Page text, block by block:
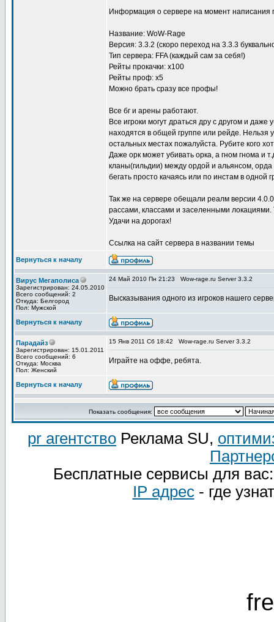
Информация о сервере на момент написания
Название: WoW-Rage
Версия: 3.3.2 (скоро переход на 3.3.3
Тип сервера: FFA (каждый сам за себя!)
Рейты прокачки: х100
Рейты проф: х5
Можно брать сразу все профы!
Все бг и арены работают.
Все игроки могут драться дру с другом и
находятся в общей группе или рейде. Нельзя
остальных местах пожалуйста. Рубите кого
Даже орк может убивать орка, а гном гнома и
кланы(гильдии) между ордой и альянсом, орда
бегать просто качаясь или по инстам в одной
Так же на сервере обещали реалм версии
рассами, классами и заселенными
Удачи на дорогах!
Ссылка на сайт сервера в названии темы
Вернуться к началу
Вирус Мегаполиса
Зарегистрирован: 24.05.2010
Всего сообщений: 2
Откуда: Белгород
Пол: Мужской
24 Май 2010 Пн 21:23 Wow-rage.ru Server 3.3.2
Высказывания одного из игроков нашего
Вернуться к началу
Парадайз
Зарегистрирован: 15.01.2011
Всего сообщений: 6
Откуда: Москва
Пол: Женский
15 Янв 2011 Сб 18:42 Wow-rage.ru Server 3.3.2
Играйте на оффе, ребята.
Вернуться к началу
Показать сообщения:
pr агентство Реклама SU,
Бесплатные сервисы для
IP адрес- где